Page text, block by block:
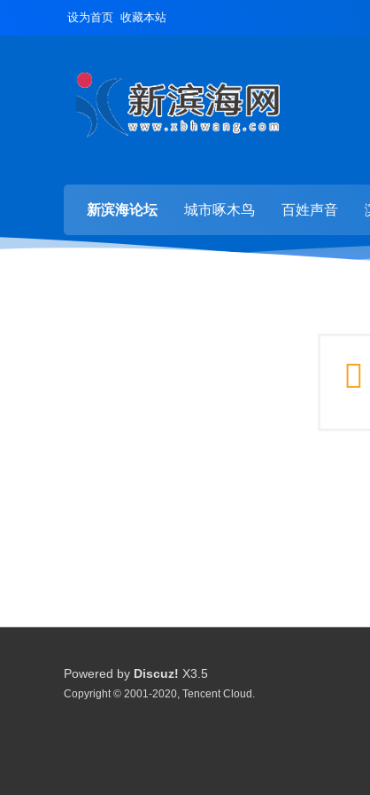
设为首页 收藏本站
新滨海论坛 城市啄木鸟 百姓声音
Powered by Discuz! X3.5
Copyright © 2001-2020, Tencent Cloud.